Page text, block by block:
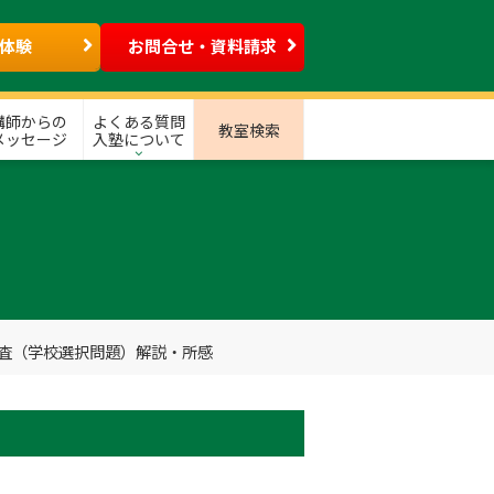
験 お問合せ・資料請求
師からの
ッセージ
よくある質問
入塾について
教室検索
学校選択問題）解説・所感